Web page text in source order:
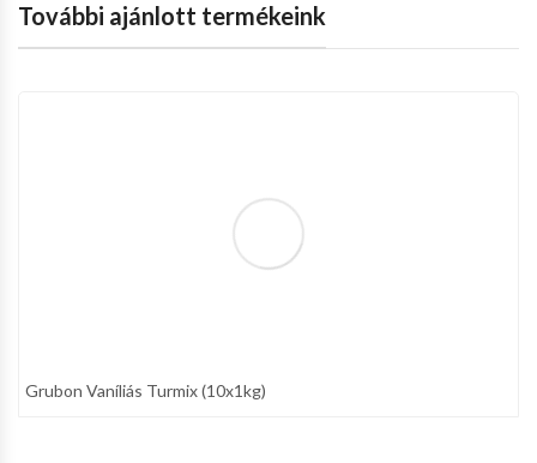
További ajánlott termékeink
Grubon Vaníliás Turmix (10x1kg)